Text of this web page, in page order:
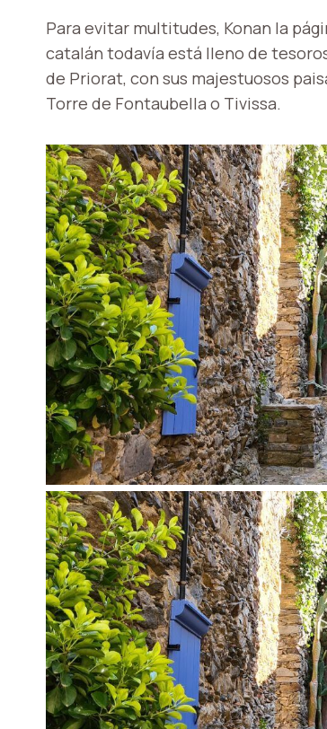
Para evitar multitudes, Konan la
catalán todavía está lleno de
de Priorat, con sus majestuosos
Torre de Fontaubella o Tivissa.